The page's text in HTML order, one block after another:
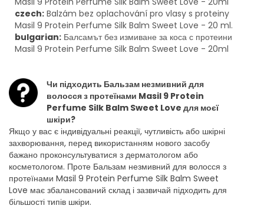
czech: Balzám bez oplachování pro vlasy s proteiny
Masil 9 Protein Perfume Silk Balm Sweet Love - 20 ml.
bulgarian: Балсамът без измиване за коса с протеини
Masil 9 Protein Perfume Silk Balm Sweet Love - 20ml
Чи підходить Бальзам незмивний для
волосся з протеїнами Masil 9 Protein
Perfume Silk Balm Sweet Love для моєї
шкіри?
Якщо у вас є індивідуальні реакції, чутливість або шкірні
захворювання, перед використанням нового засобу
бажано проконсультуватися з дерматологом або
косметологом. Проте Бальзам незмивний для волосся з
протеїнами Masil 9 Protein Perfume Silk Balm Sweet
Love має збалансований склад і зазвичай підходить для
більшості типів шкіри.